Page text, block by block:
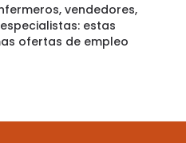
vendedores,
estas
ofertas de empleo